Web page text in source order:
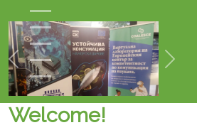
Предишно Още
Welcome!